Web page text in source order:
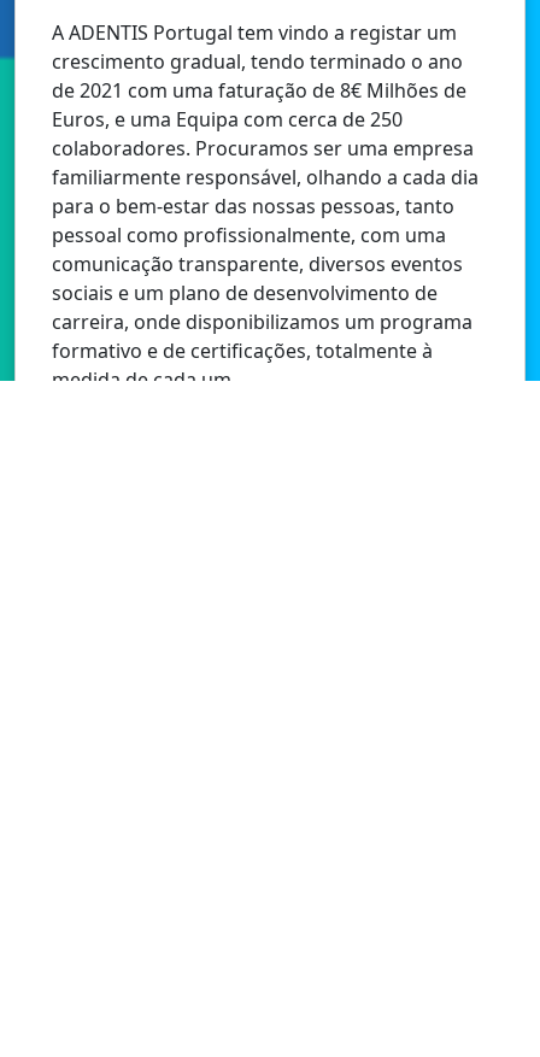
A ADENTIS Portugal tem vindo a registar um
crescimento gradual, tendo terminado o ano
de 2021 com uma faturação de 8€ Milhões de
Euros, e uma Equipa com cerca de 250
colaboradores. Procuramos ser uma empresa
familiarmente responsável, olhando a cada dia
para o bem-estar das nossas pessoas, tanto
pessoal como profissionalmente, com uma
comunicação transparente, diversos eventos
sociais e um plano de desenvolvimento de
carreira, onde disponibilizamos um programa
formativo e de certificações, totalmente à
medida de cada um.